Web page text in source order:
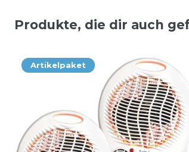
Produkte, die dir auch
Artikelpaket